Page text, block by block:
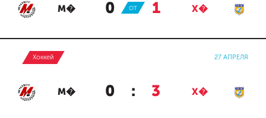
М� 0 : 1 Х�
ОТ
Хоккей 27 АПРЕЛЯ
М� 0 : 3 Х�